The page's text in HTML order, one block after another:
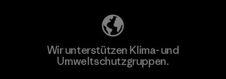
Wir unterstützen Klima- und
Umweltschutzgruppen.